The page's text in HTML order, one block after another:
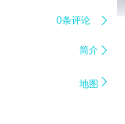
0条评论 
简介 
地图 